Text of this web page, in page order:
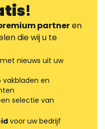
!
partneren
die wij u te
met nieuws uit uw
vakbladen en
selectie van
voor uw bedrijf